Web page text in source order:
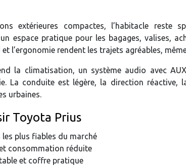
extérieures compactes, l’habitacle reste
espace pratique pour les bagages, valises,
l’ergonomie rendent les trajets agréables,
la climatisation, un système audio avec
La conduite est légère, la direction réactive,
urbaines.
Toyota Prius
les plus fiables du marché
consommation réduite
et coffre pratique